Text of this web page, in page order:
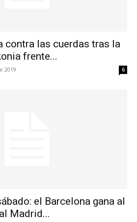
contra las cuerdas tras la
frente...
2019 6
el Barcelona gana al
Madrid...